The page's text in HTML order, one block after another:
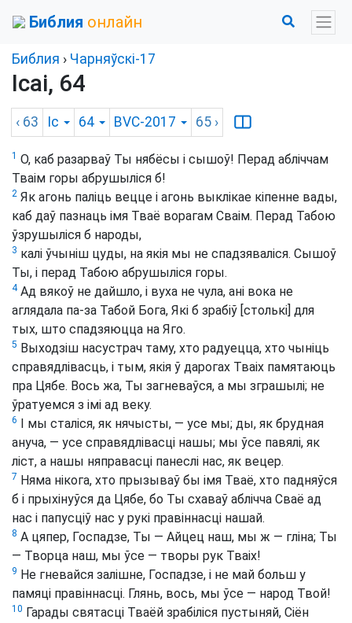
Библия онлайн
Библия › Чарняўскі-17
Ісаі, 64
‹ 63 Іс 64 BVC-2017 65 ›
1 О, каб разарваў Ты нябёсы і сышоў! Перад абліччам
Тваім горы абрушыліся б!
2 Як агонь паліць вецце і агонь выклікае кіпенне вады,
каб даў пазнаць імя Тваё ворагам Сваім. Перад Табою
ўзрушыліся б народы,
3 калі ўчыніш цуды, на якія мы не спадзяваліся. Сышоў
Ты, і перад Табою абрушыліся горы.
4Ад вякоў не дайшло, і вуха не чула, ані вока не
аглядала па-за Табой Бога, Які б зрабіў [столькі] для
тых, што спадзяюцца на Яго.
5 Выходзіш насустрач таму, хто радуецца, хто чыніць
справядлівасць, і тым, якія ў дарогах Тваіх памятаюць
пра Цябе. Вось жа, Ты загневаўся, а мы зграшылі; не
ўратуемся з імі ад веку.
6
І мы сталіся, як нячысты, — усе мы; ды, як брудная
ануча, — усе справядлівасці нашы; мы ўсе павялі, як
ліст, а нашы няправасці панеслі нас, як вецер.
7 Няма нікога, хто прызываў бы імя Тваё, хто падняўся
б і прыхінуўся да Цябе, бо Ты схаваў аблічча Сваё ад
нас і папусціў нас у рукі правіннасці нашай.
8 А цяпер, Госпадзе, Ты — Айцец наш, мы ж — гліна; Ты
— Творца наш, мы ўсе — творы рук Тваіх!
9 Не гневайся залішне, Госпадзе, і не май больш у
памяці правіннасці. Глянь, вось, мы ўсе — народ Твой!
10 Гарады святасці Тваёй зрабіліся пустыняй, Сіён